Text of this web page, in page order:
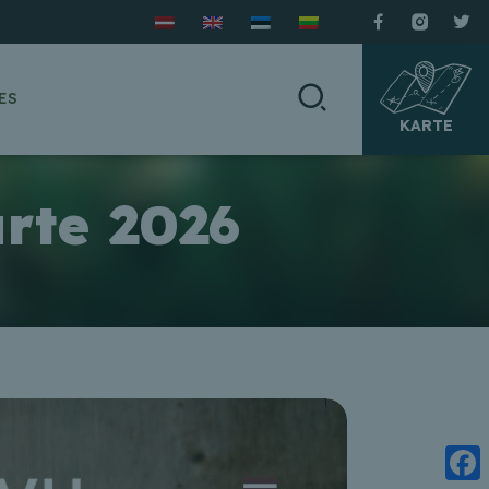
KARTE
2026